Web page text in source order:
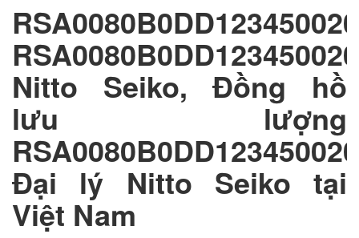
Nitto Seiko, Đồng hồ
lưu lượng
Đại lý Nitto Seiko tại
Việt Nam